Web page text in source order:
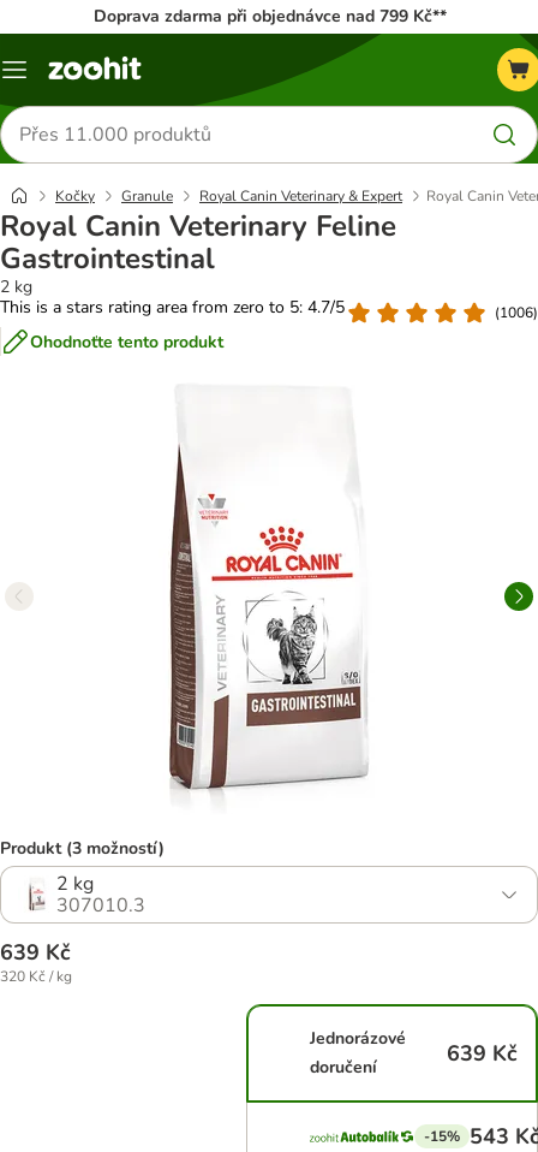
Doprava zdarma při objednávce nad 799 Kč**
Menu
Hledat
produkty
Kočky Granule Royal Canin Veterinary & Expert Royal Canin
Royal Canin Veterinary Feline
Gastrointestinal
2 kg
This is a stars rating area from zero to 5: 4.7/5
(1006)
Ohodnoťte tento produkt
Produkt (3 možností)
2 kg
307010.3
639 Kč
320 Kč / kg
Jednorázové
doručení
639 Kč
-15% 543